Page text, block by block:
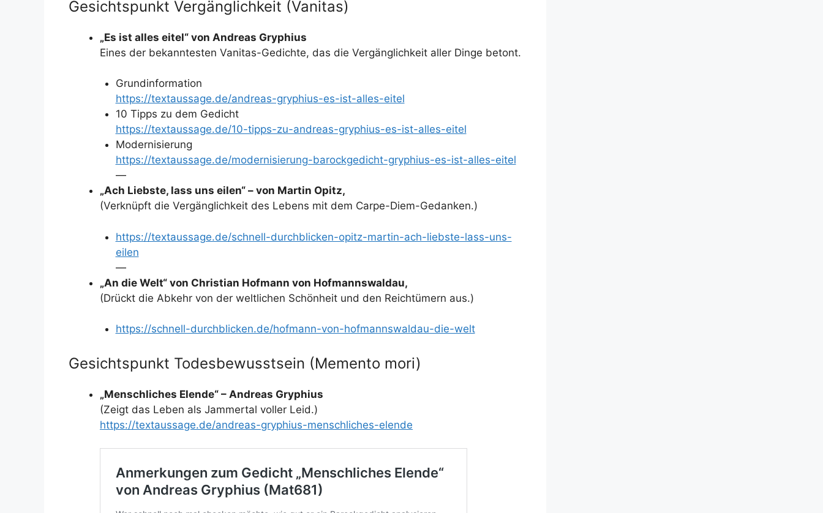
Gesichtspunkt Vergänglichkeit (Vanitas)
„Es ist alles eitel“ von Andreas Gryphius
Eines der bekanntesten Vanitas-Gedichte, das die Vergänglichkeit aller Dinge betont.
Grundinformation
https://textaussage.de/andreas-gryphius-es-ist-alles-eitel
10 Tipps zu dem Gedicht
https://textaussage.de/10-tipps-zu-andreas-gryphius-es-ist-alles-eitel
Modernisierung
https://textaussage.de/modernisierung-barockgedicht-gryphius-es-ist-alles-eitel
—
„Ach Liebste, lass uns eilen“ – von Martin Opitz,
(Verknüpft die Vergänglichkeit des Lebens mit dem Carpe-Diem-Gedanken.)
https://textaussage.de/schnell-durchblicken-opitz-martin-ach-liebste-lass-uns-
eilen
—
„An die Welt“ von Christian Hofmann von Hofmannswaldau,
(Drückt die Abkehr von der weltlichen Schönheit und den Reichtümern aus.)
https://schnell-durchblicken.de/hofmann-von-hofmannswaldau-die-welt
Gesichtspunkt Todesbewusstsein (Memento mori)
„Menschliches Elende“ – Andreas Gryphius
(Zeigt das Leben als Jammertal voller Leid.)
https://textaussage.de/andreas-gryphius-menschliches-elende